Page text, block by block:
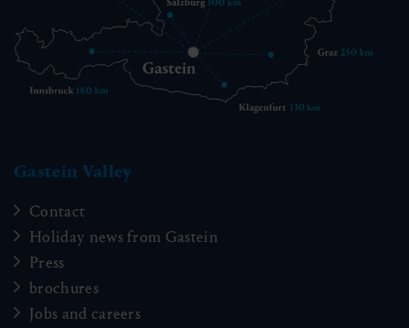
Gastein Valley
Contact
Holiday news from Gastein
Press
brochures
Jobs and careers